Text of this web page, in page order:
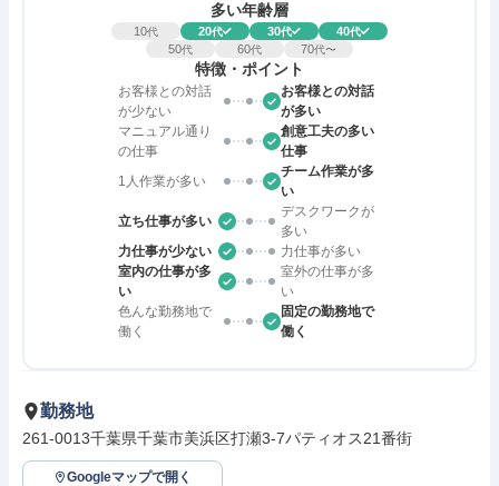
多い年齢層
10代 20代 30代 40代
50代 60代 70代〜
特徴・ポイント
お客様との対話
が少ない
お客様との対話
が多い
マニュアル通り
の仕事
創意工夫の多い
仕事
1人作業が多い
チーム作業が多
い
立ち仕事が多い
デスクワークが
多い
力仕事が少ない
力仕事が多い
室内の仕事が多
い
室外の仕事が多
い
色んな勤務地で
働く
固定の勤務地で
働く
勤務地
261-0013千葉県千葉市美浜区打瀬3-7パティオス21番街
Googleマップで開く